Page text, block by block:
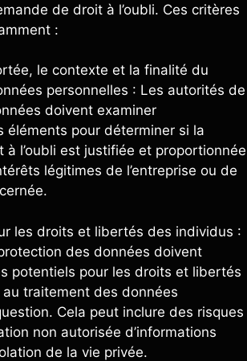
de droit à l’oubli. Ces critères
:
le contexte et la finalité du
personnelles : Les autorités de
doivent examiner
éléments pour déterminer si la
l’oubli est justifiée et proportionnée
légitimes de l’entreprise ou de
les droits et libertés des individus :
des données doivent
potentiels pour les droits et libertés
traitement des données
Cela peut inclure des risques
non autorisée d’informations
de la vie privée.